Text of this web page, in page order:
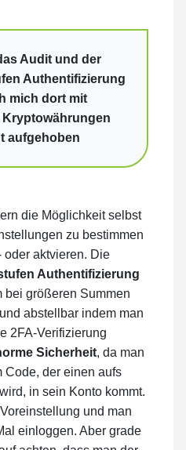
Audit und der
Authentifizierung
mich dort mit
Kryptowährungen
aufgehoben
die Möglichkeit selbst
zu bestimmen
oder aktvieren. Die
Authentifizierung
bei größeren Summen
abstellbar indem man
2FA-Verifizierung
Sicherheit, da man
Code, der einen aufs
in sein Konto kommt.
und man
einloggen. Aber grade